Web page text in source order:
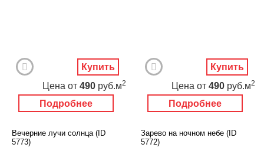
Подробнее
Цена от 490 руб.м2
Купить
Подробнее
Цена от 490 руб.м2
Купить
Вечерние лучи солнца (ID
5773)
Зарево на ночном небе (ID
5772)